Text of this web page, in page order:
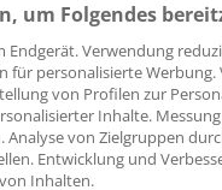
heftig umstrittenen
die Wissenschaftler
Spermien zu isolieren.
umgewandelt,
um Folgendes
Verwendung
für personalisierte
von Profilen zur
Inhalte.
von Zielgruppen
Entwicklung und
Inhalten.